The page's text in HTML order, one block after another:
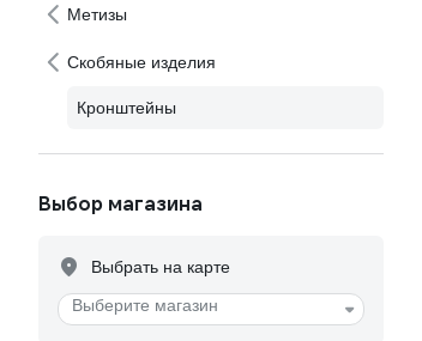
Метизы
Скобяные изделия
Кронштейны
Выбор магазина
Выбрать на карте
Выберите магазин